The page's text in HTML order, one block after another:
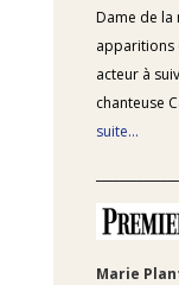
Dame de la
apparitions
acteur à
chanteuse
suite…
Marie